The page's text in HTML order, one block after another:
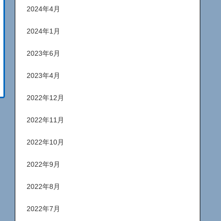
2024年4月
2024年1月
2023年6月
2023年4月
2022年12月
2022年11月
2022年10月
2022年9月
2022年8月
2022年7月